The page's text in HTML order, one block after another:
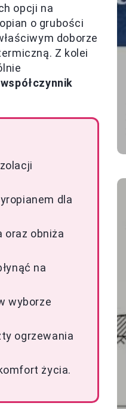
opcji na
o grubości
doborze
Z kolei
współczynnik
dla
oraz obniża
na
wyborze
ogrzewania
życia.